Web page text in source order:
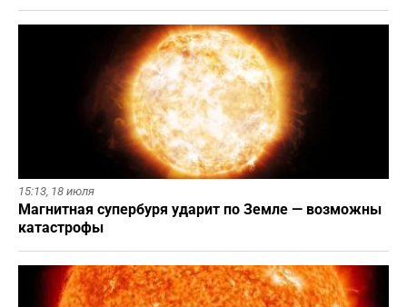
15:13, 18 июля
Магнитная супербуря ударит по Земле — возможны
катастрофы